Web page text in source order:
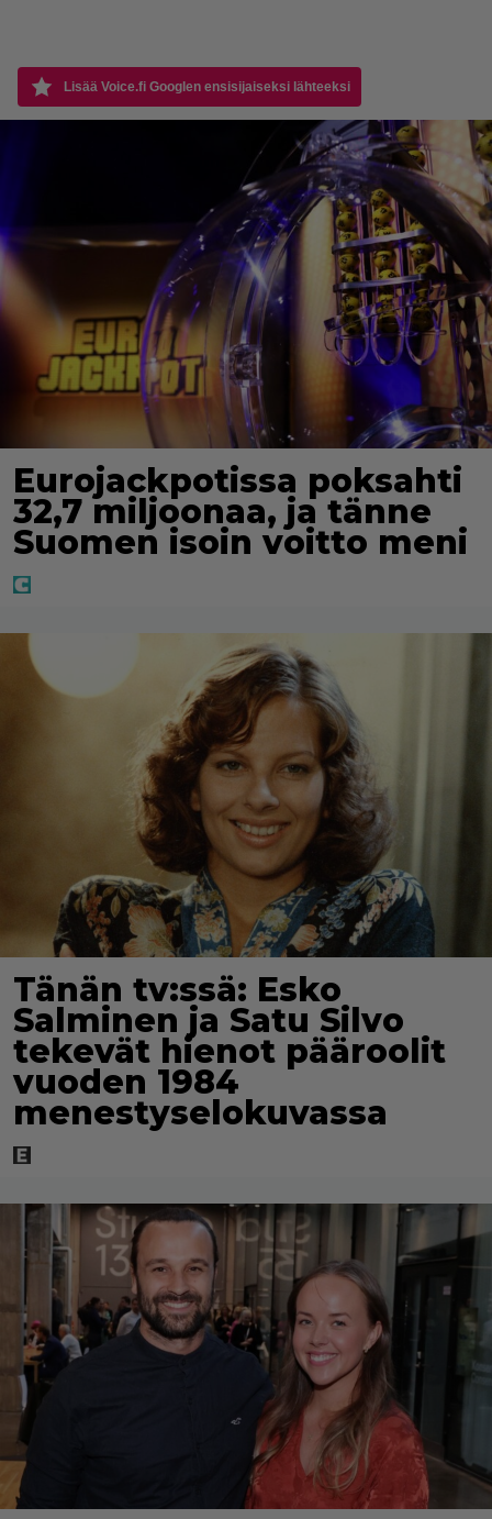
Lisää Voice.fi Googlen ensisijaiseksi lähteeksi
Eurojackpotissa poksahti
32,7 miljoonaa, ja tänne
Suomen isoin voitto meni
Tänän tv:ssä: Esko
Salminen ja Satu Silvo
tekevät hienot pääroolit
vuoden 1984
menestyselokuvassa